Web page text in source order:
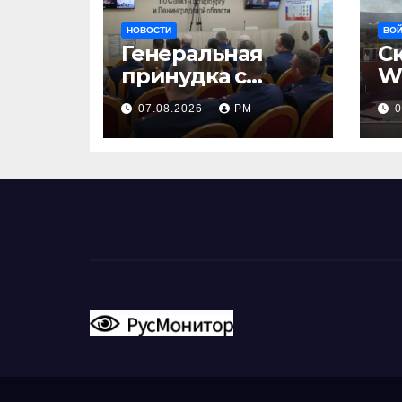
НОВОСТИ
Генеральная
принудка с
изоляцией
07.08.2026 РМ